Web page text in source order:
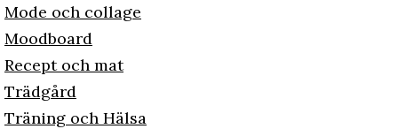
Mode och collage
Moodboard
Recept och mat
Trädgård
Träning och Hälsa